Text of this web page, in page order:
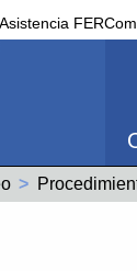
Asistencia FERCom